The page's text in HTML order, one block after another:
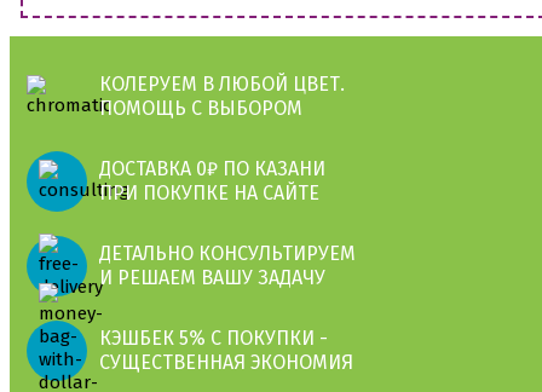
КОЛЕРУЕМ В ЛЮБОЙ ЦВЕТ.
ПОМОЩЬ С ВЫБОРОМ
ДОСТАВКА 0₽ ПО КАЗАНИ
ПРИ ПОКУПКЕ НА САЙТЕ
ДЕТАЛЬНО КОНСУЛЬТИРУЕМ
И РЕШАЕМ ВАШУ ЗАДАЧУ
КЭШБЕК 5% С ПОКУПКИ -
СУЩЕСТВЕННАЯ ЭКОНОМИЯ